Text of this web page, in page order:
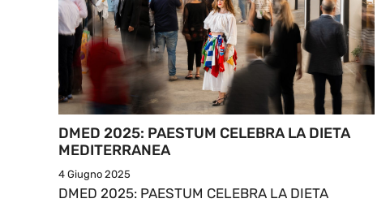
DMED 2025: PAESTUM CELEBRA LA DIETA
MEDITERRANEA
4 Giugno 2025
DMED 2025: PAESTUM CELEBRA LA DIETA